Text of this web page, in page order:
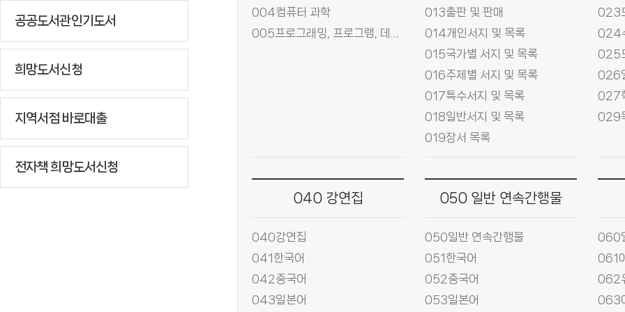
공공도서관인기도서
희망도서신청
지역서점 바로대출
전자책 희망도서신청
004컴퓨터 과학
013출판 및 판매
014개인서지 및 목록
015국가별 서지 및 목록
016주제별 서지 및 목록
017특수서지 및 목록
018일반서지 및 목록
019장서 목록
023
024
025
026
027
029
040 강연집
040강연집
041한국어
042중국어
043일본어
050 일반 연속간행물
050일반 연속간행물
051한국어
052중국어
053일본어
060
061
062
063